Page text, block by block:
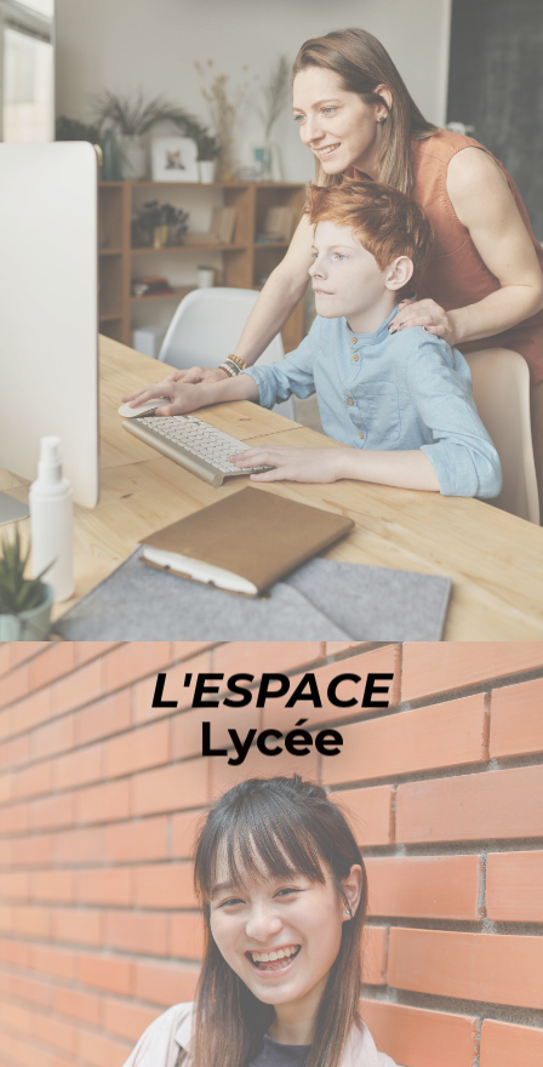
ACCÉDER À L'ESPACE COLLÈGE
L'ESPACE
Lycée